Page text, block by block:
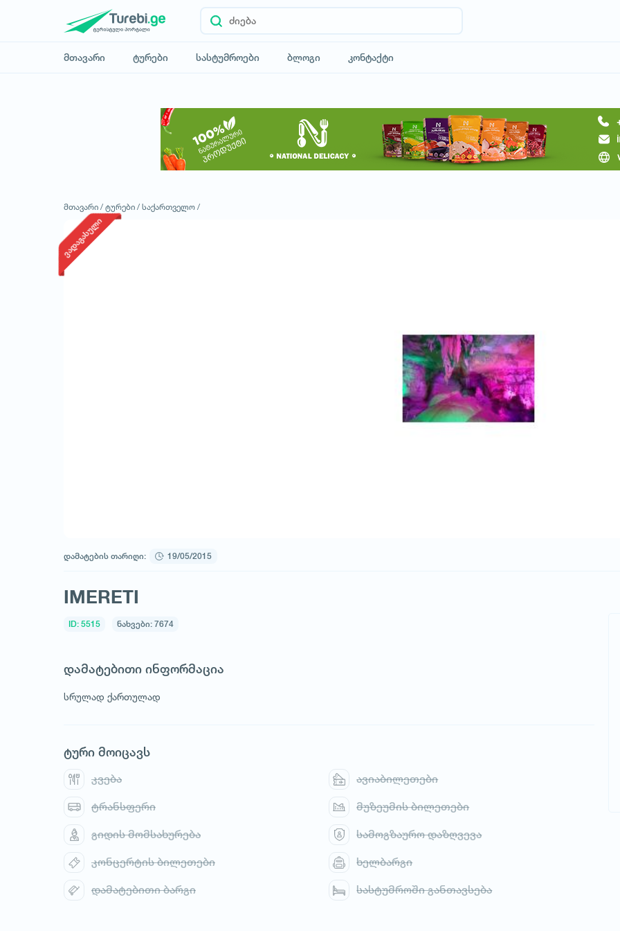
მთავარი ტურები სასტუმროები ბლოგი კონტაქტი
მოითხოვე ტური
მთავარი / ტურები / საქართველო /
ვადაგასული
დამატების თარიღი: 19/05/2015
IMERETI
ID: 5515 ნახვები: 7674
დამატებითი ინფორმაცია
სრულად ქართულად
ტური მოიცავს
კვება ავიაბილეთები
ტრანსფერი მუზეუმის ბილეთები
გიდის მომსახურება სამოგზაურო დაზღვევა
კონცერტის ბილეთები ხელბარგი
დამატებითი ბარგი სასტუმროში განთავსება